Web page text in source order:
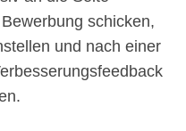
schicken,
und nach einer